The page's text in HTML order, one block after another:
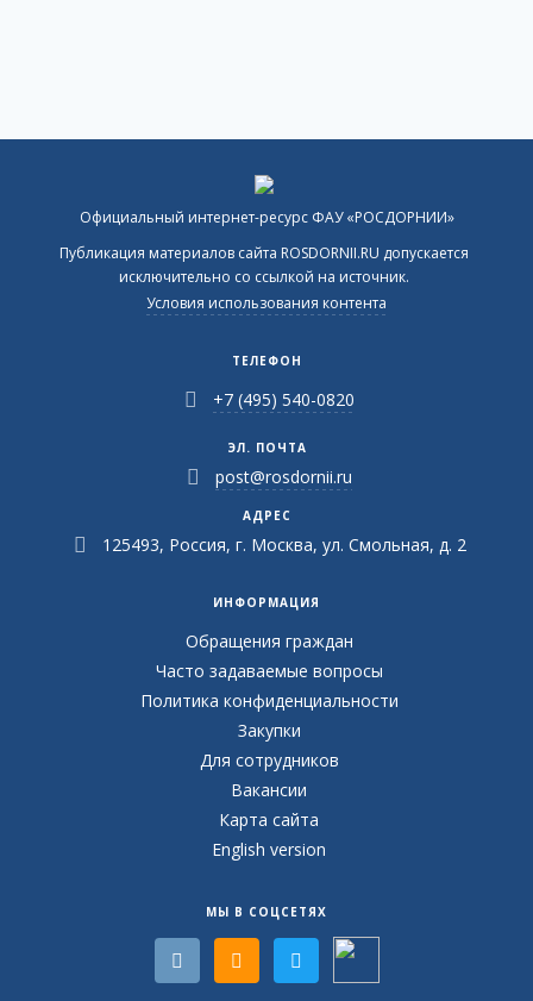
Официальный интернет-ресурс ФАУ «РОСДОРНИИ»
Публикация материалов сайта ROSDORNII.RU допускается
исключительно со ссылкой на источник.
Условия использования контента
ТЕЛЕФОН
+7 (495) 540-0820
ЭЛ. ПОЧТА
post@rosdornii.ru
АДРЕС
125493, Россия, г. Москва, ул. Смольная, д. 2
ИНФОРМАЦИЯ
Обращения граждан
Часто задаваемые вопросы
Политика конфиденциальности
Закупки
Для сотрудников
Вакансии
Карта сайта
English version
МЫ В СОЦСЕТЯХ